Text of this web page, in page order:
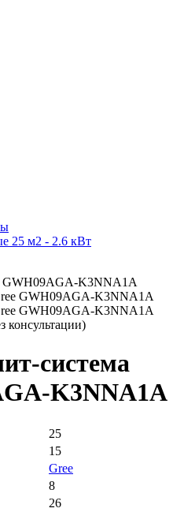
25 м2 - 2.6 кВт
GWH09AGA-K3NNA1A
консультации)
система
K3NNA1A
25
15
Gree
8
26